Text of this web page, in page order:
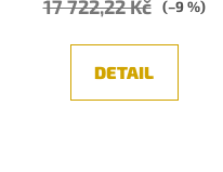
17 722,22 Kč (–9 %)
DETAIL